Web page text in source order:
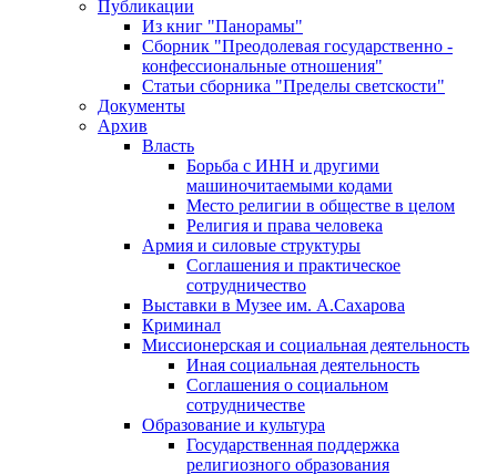
Публикации
Из книг "Панорамы"
Сборник "Преодолевая государственно -
конфессиональные отношения"
Статьи сборника "Пределы светскости"
Документы
Архив
Власть
Борьба с ИНН и другими
машиночитаемыми кодами
Место религии в обществе в целом
Религия и права человека
Армия и силовые структуры
Соглашения и практическое
сотрудничество
Выставки в Музее им. А.Сахарова
Криминал
Миссионерская и социальная деятельность
Иная социальная деятельность
Соглашения о социальном
сотрудничестве
Образование и культура
Государственная поддержка
религиозного образования